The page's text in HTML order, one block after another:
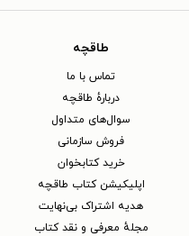
طاقچه
تماس با ما
دربارهٔ طاقچه
سوال‌های متداول
فروش سازمانی
خرید کتابخوان
اپلیکیشن کتاب طاقچه
هدیه اشتراک بی‌نهایت
مجلهٔ معرفی و نقد کتاب